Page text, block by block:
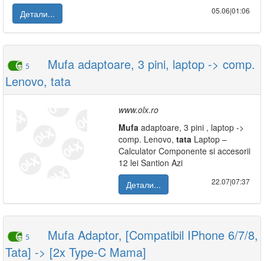
Детали...
05.06|01:06
5
Mufa adaptoare, 3 pini, laptop -> comp.
Lenovo, tata
www.olx.ro
Mufa adaptoare, 3 pini , laptop ->
comp. Lenovo, tata Laptop –
Calculator Componente si accesorii
12 lei Santion Azi
Детали...
22.07|07:37
5
Mufa Adaptor, [Compatibil IPhone 6/7/8,
Tata] -> [2x Type-C Mama]